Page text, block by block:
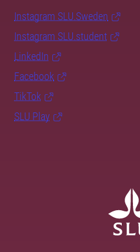
Instagram SLU.Sweden
Instagram SLU.student
LinkedIn
Facebook
TikTok
SLU Play